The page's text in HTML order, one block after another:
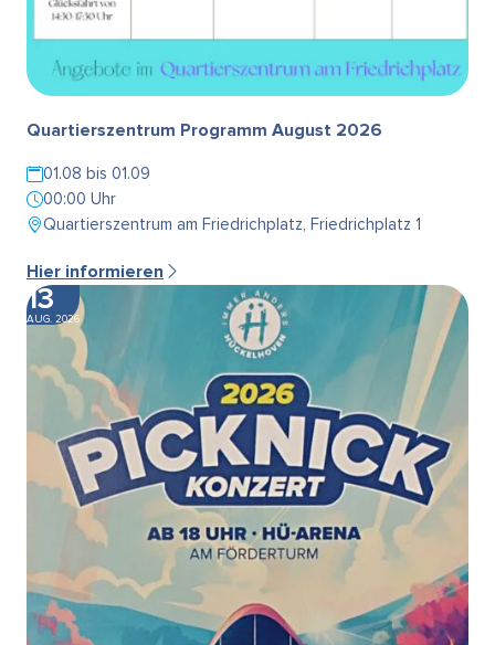
Quartierszentrum Programm August 2026
01.08 bis 01.09
00:00 Uhr
Quartierszentrum am Friedrichplatz, Friedrichplatz 1
Hier informieren
13
AUG. 2026